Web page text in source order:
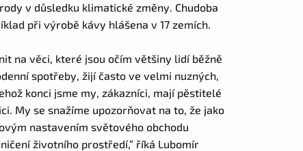
v důsledku klimatické změny. Chudoba
při výrobě kávy hlášena v 17 zemích.
na věci, které jsou očím většiny lidí běžně
spotřeby, žijí často ve velmi nuzných,
konci jsme my, zákazníci, mají pěstitelé
My se snažíme upozorňovat na to, že jako
nastavením světového obchodu
životního prostředí,“ říká Lubomír